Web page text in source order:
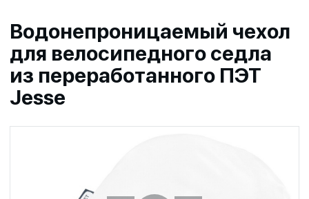
Водонепроницаемый чехол
для велосипедного седла
из переработанного ПЭТ
Jesse